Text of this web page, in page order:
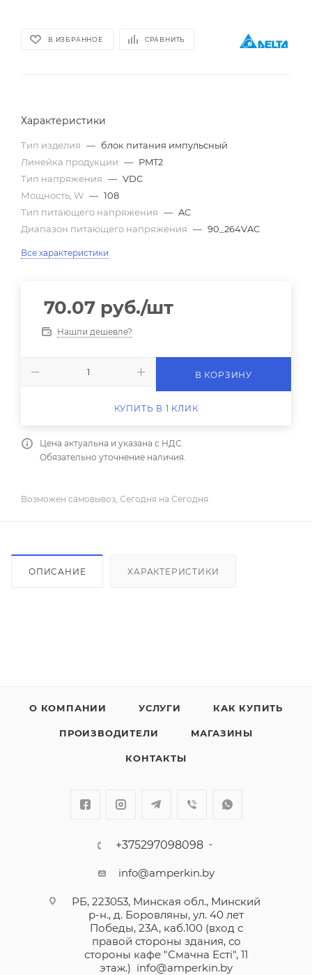
В ИЗБРАННОЕ СРАВНИТЬ
Характеристики
Тип изделия — блок питания импульсный
Линейка продукции — PMT2
Тип напряжения — VDC
Мощность, W — 108
Тип питающего напряжения — AC
Диапазон питающего напряжения — 90_264VAC
Все характеристики
70.07 руб./шт
Нашли дешевле?
В КОРЗИНУ
КУПИТЬ В 1 КЛИК
Цена актуальна и указана с НДС.
Обязательно уточнение наличия.
Возможен самовывоз, Сегодня на Сегодня.
ОПИСАНИЕ ХАРАКТЕРИСТИКИ
О КОМПАНИИ УСЛУГИ КАК КУПИТЬ
ПРОИЗВОДИТЕЛИ МАГАЗИНЫ
КОНТАКТЫ
+375297098098
info@amperkin.by
РБ, 223053, Минская обл., Минский
р-н., д. Боровляны, ул. 40 лет
Победы, 23А, каб.100 (вход с
правой стороны здания, со
стороны кафе "Смачна Естi", 11
этаж.) info@amperkin.by